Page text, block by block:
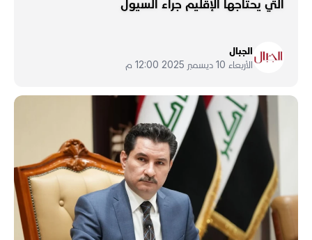
التي يحتاجها الإقليم جراء السيول
الجبال
الأربعاء 10 ديسمبر 2025 12:00 م